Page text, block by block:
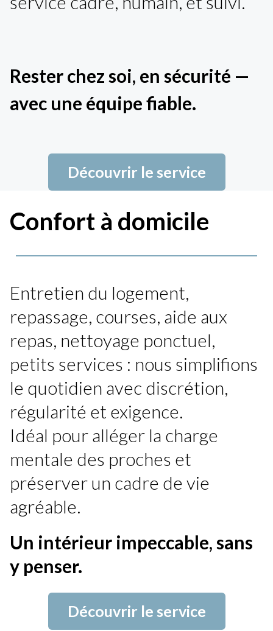
Rester chez soi, en sécurité —
avec une équipe fiable.
Découvrir le service
Confort à domicile
Entretien du logement,
repassage, courses, aide aux
repas, nettoyage ponctuel,
petits services : nous simplifions
le quotidien avec discrétion,
régularité et exigence.
Idéal pour alléger la charge
mentale des proches et
préserver un cadre de vie
agréable.
Un intérieur impeccable, sans
y penser.
Découvrir le service